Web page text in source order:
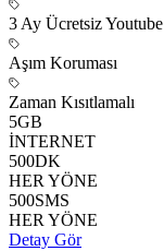
3 Ay Ücretsiz Youtube
Aşım Koruması
Zaman Kısıtlamalı
5GB
İNTERNET
500DK
HER YÖNE
500SMS
HER YÖNE
Detay Gör